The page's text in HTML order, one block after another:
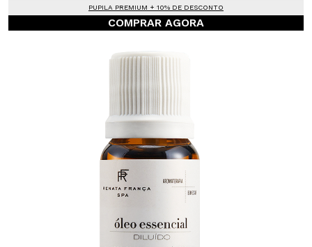
PUPILA PREMIUM + 10% DE DESCONTO
COMPRAR AGORA